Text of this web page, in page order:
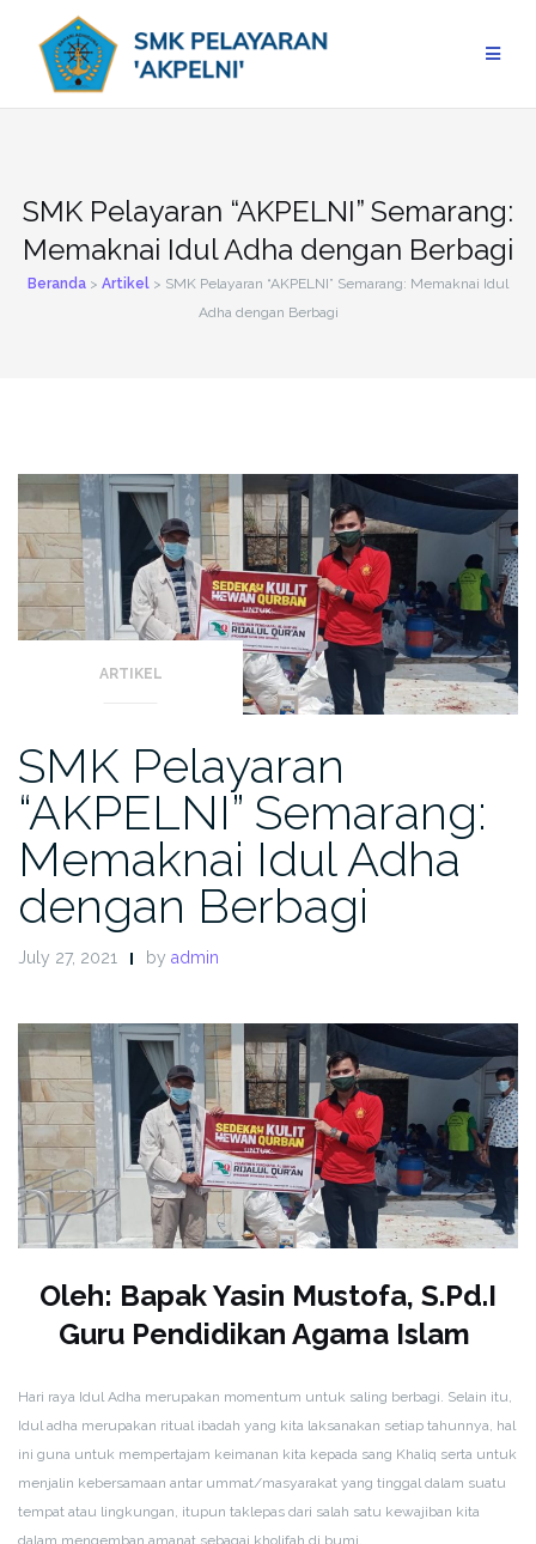
content
SMK Pelayaran “AKPELNI” Semarang:
Memaknai Idul Adha dengan Berbagi
Beranda > Artikel > SMK Pelayaran “AKPELNI” Semarang: Memaknai Idul
Adha dengan Berbagi
ARTIKEL
SMK Pelayaran
“AKPELNI” Semarang:
Memaknai Idul Adha
dengan Berbagi
July 27, 2021 by admin
Oleh: Bapak Yasin Mustofa, S.Pd.I
Guru Pendidikan Agama Islam
Hari raya Idul Adha merupakan momentum untuk saling berbagi. Selain itu,
Idul adha merupakan ritual ibadah yang kita laksanakan setiap tahunnya, hal
ini guna untuk mempertajam keimanan kita kepada sang Khaliq serta untuk
menjalin kebersamaan antar ummat/masyarakat yang tinggal dalam suatu
tempat atau lingkungan, itupun taklepas dari salah satu kewajiban kita
dalam mengemban amanat sebagai kholifah di bumi.